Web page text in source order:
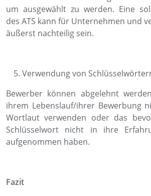
um ausgewählt zu werden. Eine
des ATS kann für Unternehmen und
äußerst nachteilig sein.
Verwendung von
Bewerber können abgelehnt
ihrem Lebenslauf/ihrer Bewerbung
Wortlaut verwenden oder das
Schlüsselwort nicht in ihre
aufgenommen haben.
Fazit